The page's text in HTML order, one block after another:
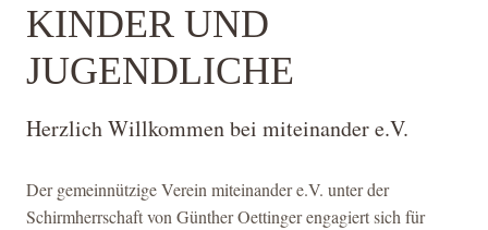
KINDER UND
JUGENDLICHE
Herzlich Willkommen bei miteinander e.V.
Der gemeinnützige Verein miteinander e.V. unter der
Schirmherrschaft von Günther Oettinger engagiert sich für